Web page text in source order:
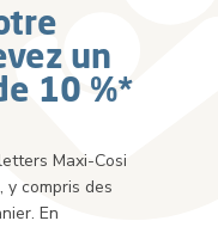
un
10 %*
Maxi-Cosi
compris des
En